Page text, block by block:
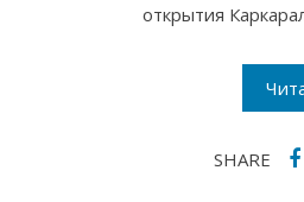
открытия
SHARE